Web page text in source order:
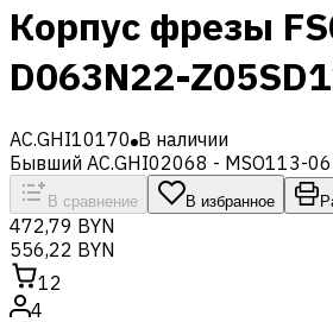
Корпус фрезы
D063N22-
AC.GHI10170 В наличии
Бывший AC.GHI02068 - MSO113-
В сравнение В избранное
472,79 BYN
556,22 BYN
12
4